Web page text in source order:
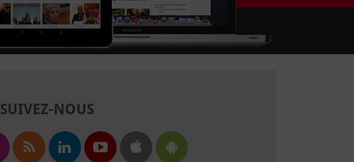
SUIVEZ-NOUS